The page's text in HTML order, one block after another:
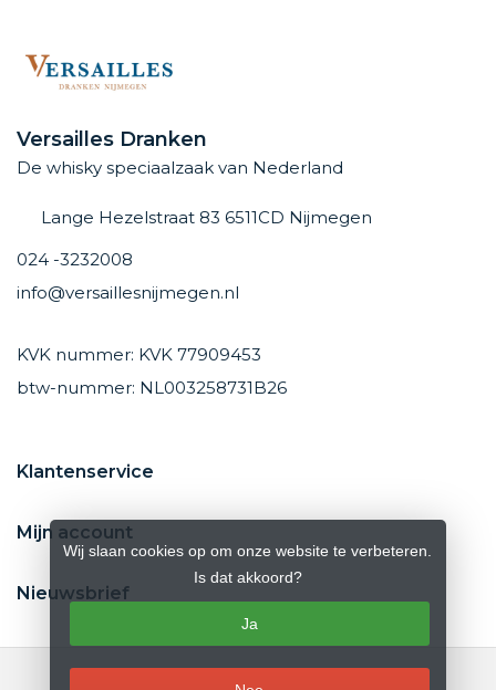
Versailles Dranken
De whisky speciaalzaak van Nederland
Lange Hezelstraat 83 6511CD Nijmegen
024 -3232008
info@versaillesnijmegen.nl
KVK nummer: KVK 77909453
btw-nummer: NL003258731B26
Klantenservice
Mijn account
Nieuwsbrief
Wij slaan cookies op om onze website te verbeteren.
Is dat akkoord?
Ja